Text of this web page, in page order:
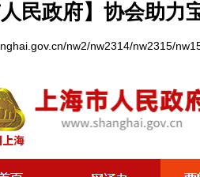
人民政府】协会助
nw2/nw2314/nw2315/